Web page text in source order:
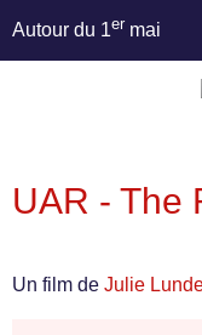
Autour du 1er mai
UAR - The
Un film de Julie